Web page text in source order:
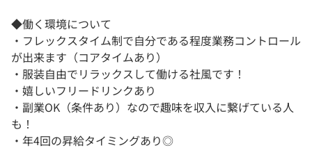
◆働く環境について
・フレックスタイム制で自分である程度業務コントロール
が出来ます（コアタイムあり）
・服装自由でリラックスして働ける社風です！
・嬉しいフリードリンクあり
・副業OK（条件あり）なので趣味を収入に繋げている人
も！
・年4回の昇給タイミングあり◎